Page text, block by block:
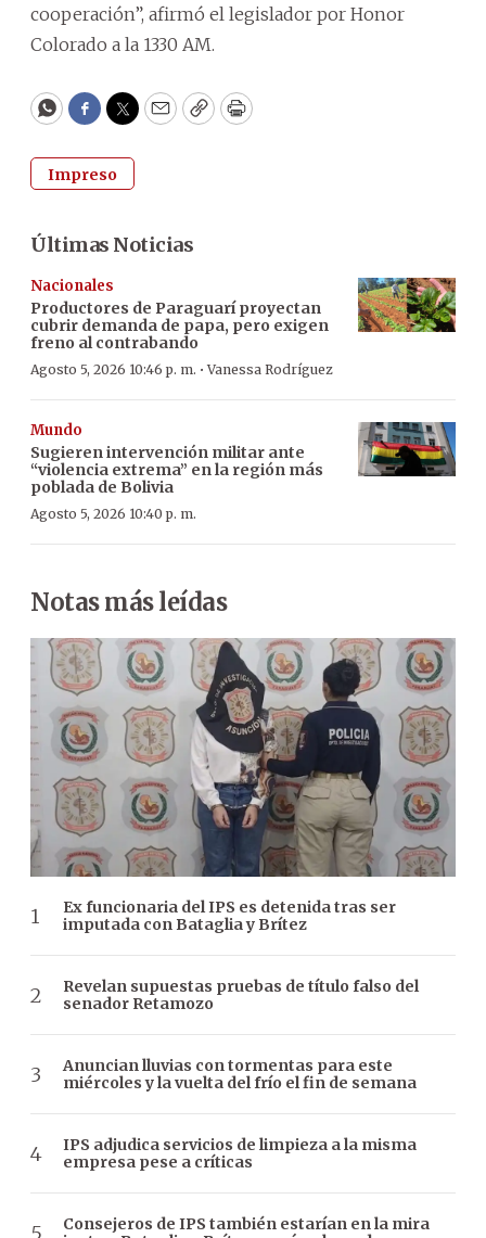
cooperación”, afirmó el legislador por Honor
Colorado a la 1330 AM.
WhatsApp
Facebook
Twitter
EmailCopyPrint
Impreso
Últimas Noticias
Nacionales
Productores de Paraguarí proyectan
cubrir demanda de papa, pero exigen
freno al contrabando
Agosto 5, 2026 10:46 p. m. ·Vanessa Rodríguez
Mundo
Sugieren intervención militar ante
“violencia extrema” en la región más
poblada de Bolivia
Agosto 5, 2026 10:40 p. m.
Notas más leídas
Ex funcionaria del IPS es detenida tras ser
imputada con Bataglia y Brítez
Revelan supuestas pruebas de título falso del
senador Retamozo
Anuncian lluvias con tormentas para este
miércoles y la vuelta del frío el fin de semana
IPS adjudica servicios de limpieza a la misma
empresa pese a críticas
Consejeros de IPS también estarían en la mira